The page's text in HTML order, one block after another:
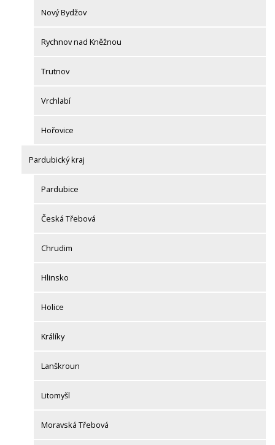
Nový Bydžov
Rychnov nad Kněžnou
Trutnov
Vrchlabí
Hořovice
Pardubický kraj
Pardubice
Česká Třebová
Chrudim
Hlinsko
Holice
Králíky
Lanškroun
Litomyšl
Moravská Třebová